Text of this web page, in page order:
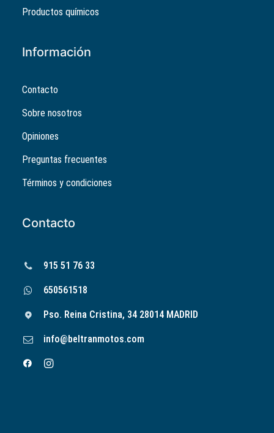
Productos químicos
Información
Contacto
Sobre nosotros
Opiniones
Preguntas frecuentes
Términos y condiciones
Contacto
915 51 76 33
650561518
Pso. Reina Cristina, 34 28014 MADRID
info@beltranmotos.com